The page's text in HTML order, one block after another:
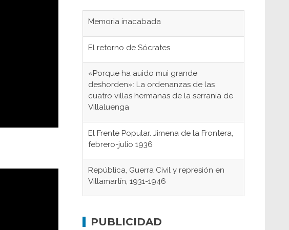
Memoria inacabada
El retorno de Sócrates
«Porque ha auido mui grande
deshorden»: La ordenanzas de las
cuatro villas hermanas de la serranía de
Villaluenga
El Frente Popular. Jimena de la Frontera,
febrero-julio 1936
República, Guerra Civil y represión en
Villamartín, 1931-1946
concentración nazis
PUBLICIDAD